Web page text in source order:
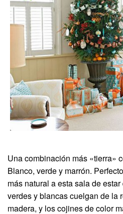
Una combinación más «tierra»
Blanco, verde y marrón.
más natural a esta sala de
verdes y blancas cuelgan de la
madera, y los cojines de color